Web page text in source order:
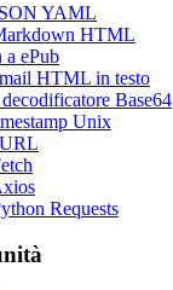
YAML
HTML
ePub
HTML in testo
Base64
Unix
Requests